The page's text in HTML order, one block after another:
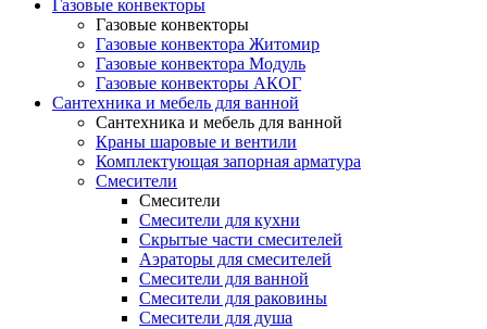
Газовые конвекторы
Газовые конвекторы
Газовые конвектора Житомир
Газовые конвектора Модуль
Газовые конвекторы АКОГ
Сантехника и мебель для ванной
Сантехника и мебель для ванной
Краны шаровые и вентили
Комплектующая запорная арматура
Смесители
Смесители
Смесители для кухни
Скрытые части смесителей
Аэраторы для смесителей
Смесители для ванной
Смесители для раковины
Смесители для душа